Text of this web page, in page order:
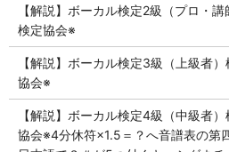
【解説】ボーカル検定2級（プロ・
検定協会※
【解説】ボーカル検定3級（上級者
協会※
【解説】ボーカル検定4級（中級者
協会※4分休符×1.5＝？へ音譜表の第